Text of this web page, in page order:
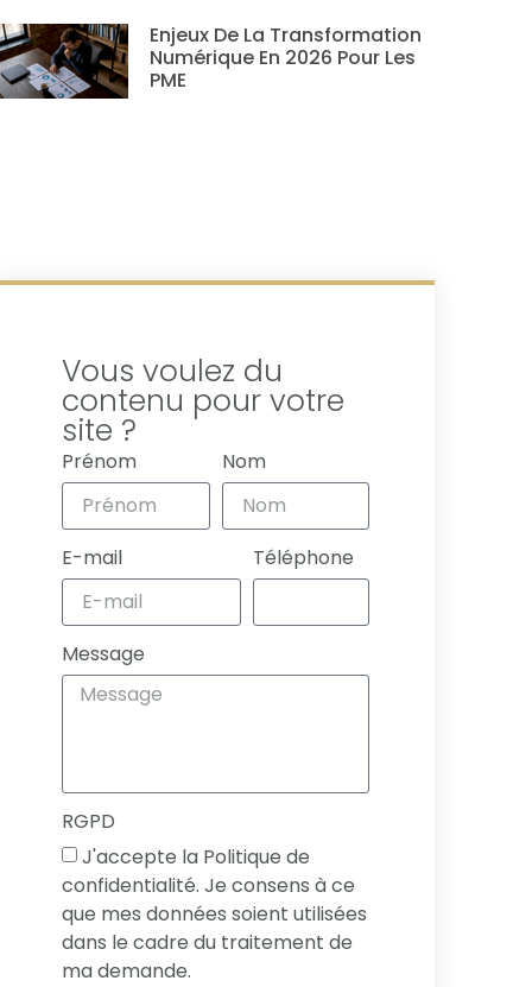
Enjeux De La Transformation
Numérique En 2026 Pour Les
PME
Vous voulez du
contenu pour votre
site ?
Prénom Nom
E-mail Téléphone
Message
RGPD
J'accepte la Politique de
confidentialité. Je consens à ce
que mes données soient utilisées
dans le cadre du traitement de
ma demande.